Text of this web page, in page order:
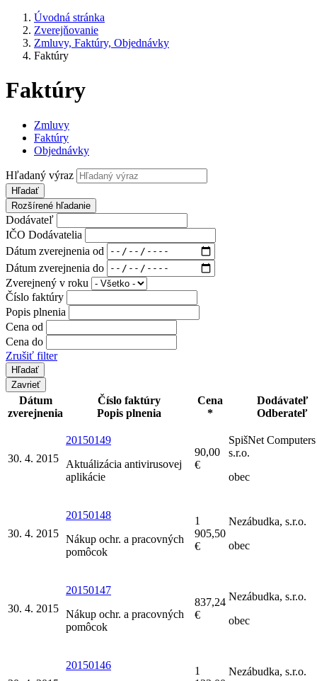
Úvodná stránka
Zverejňovanie
Zmluvy, Faktúry, Objednávky
Faktúry
Faktúry
Zmluvy
Faktúry
Objednávky
Hľadaný výraz
Hľadať
Rozšírené hľadanie
Dodávateľ
IČO Dodávatelia
Dátum zverejnenia od
Dátum zverejnenia do
Zverejnený v roku
Číslo faktúry
Popis plnenia
Cena od
Cena do
Zrušiť filter
Zavrieť
Dátum
zverejnenia
Číslo faktúry
Popis plnenia
Cena
*
Dodávateľ
Odberateľ
30. 4. 2015
20150149
Aktuálizácia antivirusovej
aplikácie
90,00
€
SpišNet Computers
s.r.o.
obec
30. 4. 2015
20150148
Nákup ochr. a pracovných
pomôcok
1
905,50
€
Nezábudka, s.r.o.
obec
30. 4. 2015
20150147
Nákup ochr. a pracovných
pomôcok
837,24
€
Nezábudka, s.r.o.
obec
20150146
1
Nezábudka, s.r.o.